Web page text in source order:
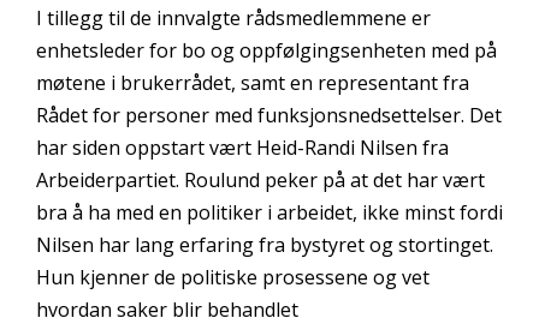
I tillegg til de innvalgte rådsmedlemmene er
enhetsleder for bo og oppfølgingsenheten med på
møtene i brukerrådet, samt en representant fra
Rådet for personer med funksjonsnedsettelser. Det
har siden oppstart vært Heid-Randi Nilsen fra
Arbeiderpartiet. Roulund peker på at det har vært
bra å ha med en politiker i arbeidet, ikke minst fordi
Nilsen har lang erfaring fra bystyret og stortinget.
Hun kjenner de politiske prosessene og vet
hvordan saker blir behandlet